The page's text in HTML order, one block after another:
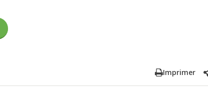
Imprimer